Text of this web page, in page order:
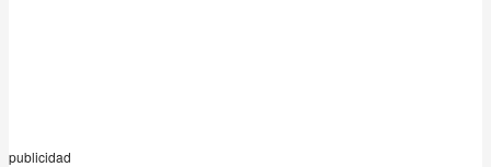
publicidad